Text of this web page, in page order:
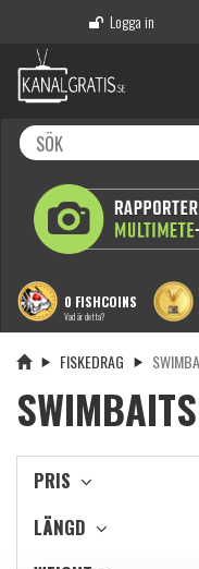
Logga in
0 FISHCOINS
Vad är detta?
FISKEDRAG
SWIMBAITS
PRIS
LÄNGD